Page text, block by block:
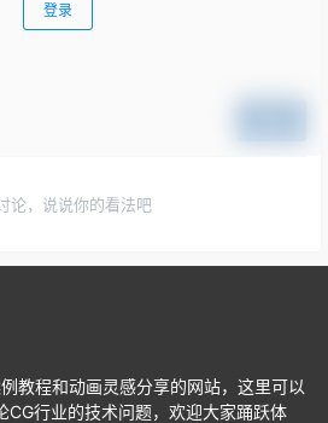
登录
论，说说你的看法吧
教程和动画灵感分享的网站，这里可以
CG行业的技术问题，欢迎大家踊跃体